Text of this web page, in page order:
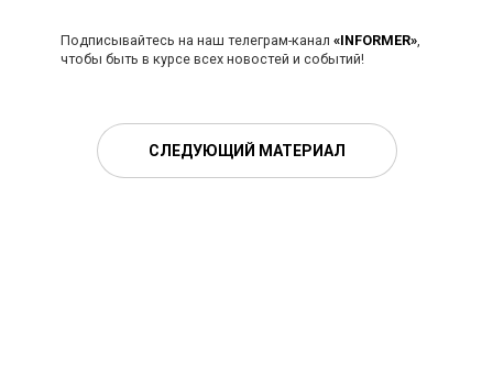
Подписывайтесь на наш телеграм-канал «INFORMER»,
чтобы быть в курсе всех новостей и событий!
СЛЕДУЮЩИЙ МАТЕРИАЛ